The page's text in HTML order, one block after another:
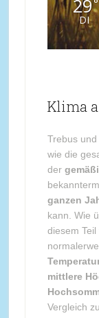
29°
DI
Klima
Trebus
wie die
der
ganzen
kann. Wie
diesem
mittlere
Vergleich